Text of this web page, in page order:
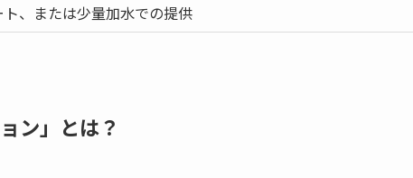
ト、または少量加水での提供
ン」とは？